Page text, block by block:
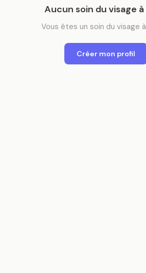
Aucun soin du visage à
Vous êtes un soin du visage à
Créer mon profil